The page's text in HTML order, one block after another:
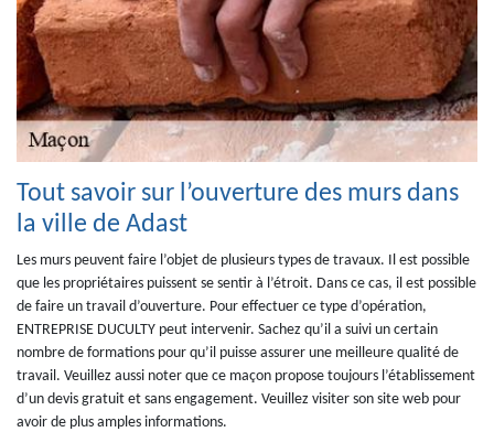
Tout savoir sur l’ouverture des murs dans
la ville de Adast
Les murs peuvent faire l’objet de plusieurs types de travaux. Il est possible
que les propriétaires puissent se sentir à l’étroit. Dans ce cas, il est possible
de faire un travail d’ouverture. Pour effectuer ce type d’opération,
ENTREPRISE DUCULTY peut intervenir. Sachez qu’il a suivi un certain
nombre de formations pour qu’il puisse assurer une meilleure qualité de
travail. Veuillez aussi noter que ce maçon propose toujours l’établissement
d’un devis gratuit et sans engagement. Veuillez visiter son site web pour
avoir de plus amples informations.